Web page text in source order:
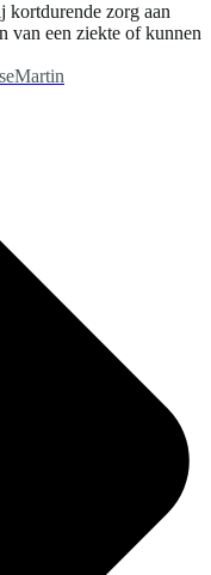
zorg aan
van een ziekte of kunnen